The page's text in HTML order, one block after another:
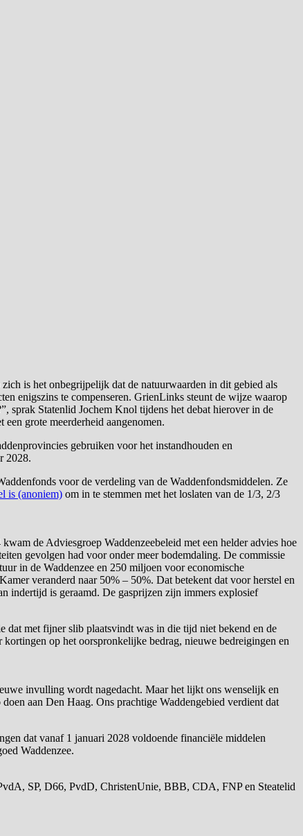
is het onbegrijpelijk dat de natuurwaarden in dit gebied als
enigszins te compenseren. GrienLinks steunt de wijze waarop
sprak Statenlid Jochem Knol tijdens het debat hierover in de
grote meerderheid aangenomen.
gebruiken voor het instandhouden en
2028.
voor de verdeling van de Waddenfondsmiddelen. Ze
is (anoniem) om in te stemmen met het loslaten van de 1/3, 2/3
de Adviesgroep Waddenzeebeleid met een helder advies hoe
gevolgen had voor onder meer bodemdaling. De commissie
in de Waddenzee en 250 miljoen voor economische
veranderd naar 50% – 50%. Dat betekent dat voor herstel en
indertijd is geraamd. De gasprijzen zijn immers explosief
dat met fijner slib plaatsvindt was in die tijd niet bekend en de
op het oorspronkelijke bedrag, nieuwe bedreigingen en
invulling wordt nagedacht. Maar het lijkt ons wenselijk en
aan Den Haag. Ons prachtige Waddengebied verdient dat
dat vanaf 1 januari 2028 voldoende financiële middelen
Waddenzee.
SP, D66, PvdD, ChristenUnie, BBB, CDA, FNP en Steatelid